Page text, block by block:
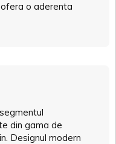
o aderenta
din gama de
Designul modern